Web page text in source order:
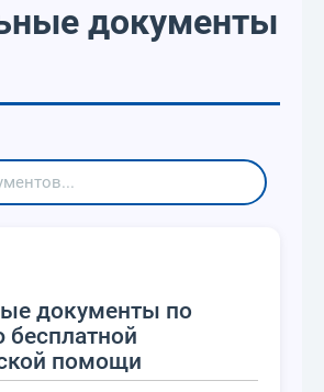
документы
документы по
бесплатной
помощи